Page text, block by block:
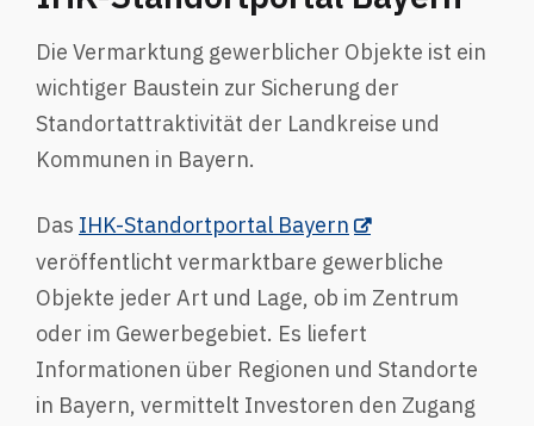
Die Vermarktung gewerblicher Objekte ist ein
wichtiger Baustein zur Sicherung der
Standortattraktivität der Landkreise und
Kommunen in Bayern.
Das IHK-Standortportal Bayern
veröffentlicht vermarktbare gewerbliche
Objekte jeder Art und Lage, ob im Zentrum
oder im Gewerbegebiet. Es liefert
Informationen über Regionen und Standorte
in Bayern, vermittelt Investoren den Zugang